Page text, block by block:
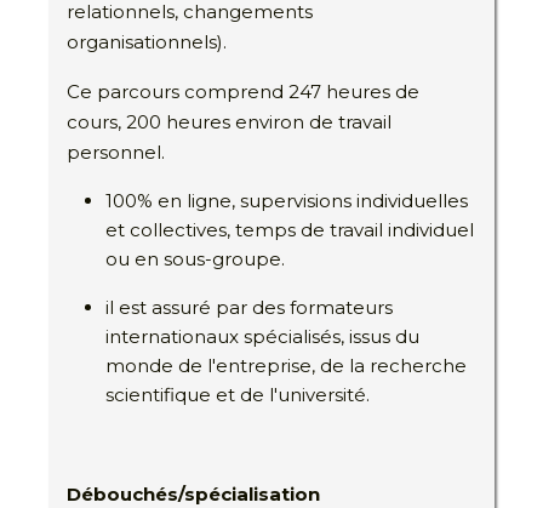
relationnels, changements
organisationnels).
Ce parcours comprend 247 heures de
cours, 200 heures environ de travail
personnel.
100% en ligne, supervisions individuelles
et collectives, temps de travail individuel
ou en sous-groupe.
il est assuré par des formateurs
internationaux spécialisés, issus du
monde de l'entreprise, de la recherche
scientifique et de l'université.
Débouchés/spécialisation